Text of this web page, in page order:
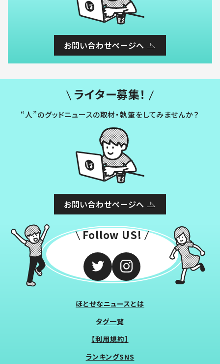
お問い合わせページへ
ライター募集！
“人”のグッドニュースの取材・執筆をしてみませんか？
お問い合わせページへ
Follow US!
ほとせなニュースとは
タグ一覧
【利用規約】
ランキングSNS